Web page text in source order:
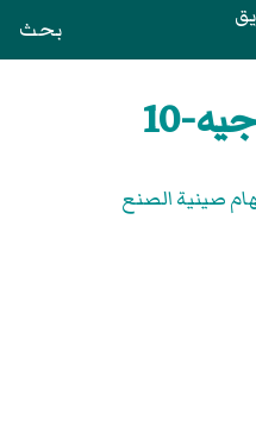
بحث
10
صينية الصنع